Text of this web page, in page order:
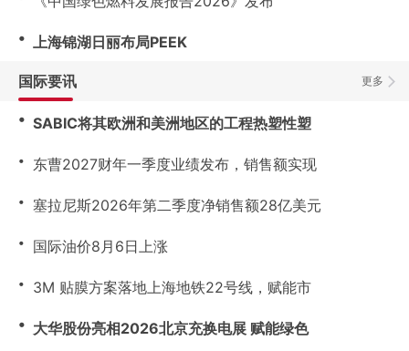
・ 上海锦湖日丽布局PEEK
更多
国际要讯
・ SABIC将其欧洲和美洲地区的工程热塑性塑
・ 东曹2027财年一季度业绩发布，销售额实现
・ 塞拉尼斯2026年第二季度净销售额28亿美元
・ 国际油价8月6日上涨
・ 3M 贴膜方案落地上海地铁22号线，赋能市
・ 大华股份亮相2026北京充换电展 赋能绿色